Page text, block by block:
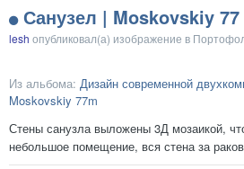
Санузел | Moskovskiy 77
lesh опубликовал(а) изображение в
Из альбома: Дизайн современной
Moskovskiy 77m
Стены санузла выложены 3Д мозаикой,
небольшое помещение, вся стена за
Напольная плитка переходит на стену,